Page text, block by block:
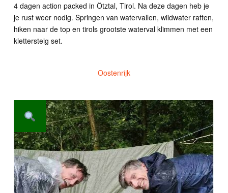
4 dagen action packed in Ötztal, Tirol. Na deze dagen heb je
je rust weer nodig. Springen van watervallen, wildwater raften,
hiken naar de top en tirols grootste waterval klimmen met een
klettersteig set.
Oostenrijk